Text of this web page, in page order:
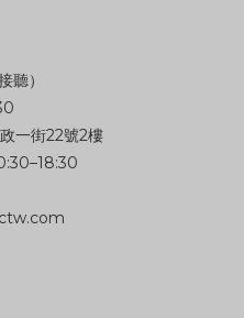
聽）
一街22號2樓